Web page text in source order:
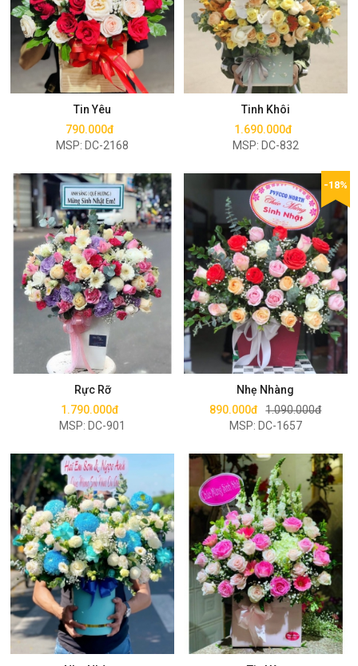
Tin Yêu
790.000đ
MSP: DC-2168
Mua ngay
Tinh Khôi
1.690.000đ
MSP: DC-832
Mua ngay
Rực Rỡ
1.790.000đ
MSP: DC-901
Mua ngay
Nhẹ Nhàng
890.000đ 1.090.000đ
MSP: DC-1657
-18%
Mua ngay
Mua ngay Mua ngay